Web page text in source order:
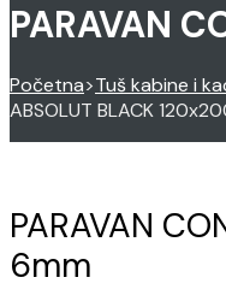
PARAVAN
Početna>Tuš kabine i
ABSOLUT BLACK
PARAVAN
6mm